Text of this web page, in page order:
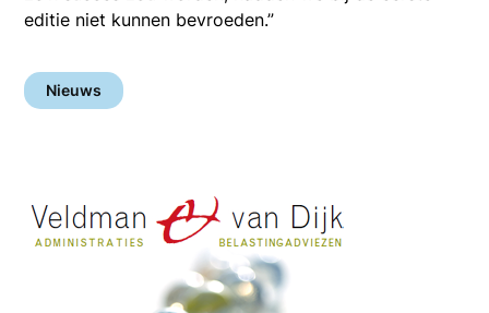
editie niet kunnen bevroeden.”
Nieuws